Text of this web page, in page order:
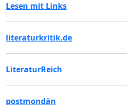
Lesen mit Links
literaturkritik.de
LiteraturReich
postmondän